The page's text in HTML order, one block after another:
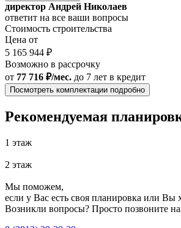
директор Андрей Николаев
ответит на все ваши вопросы
Стоимость строительства
Цена от
5 165 944 ₽
Возможно в рассрочку
от 77 716 ₽/мес. до 7 лет в кредит
Посмотреть комплектации подробно
Рекомендуемая
1 этаж
2 этаж
Мы поможем,
если у Вас есть своя планировка или
Возникли вопросы? Просто позвоните